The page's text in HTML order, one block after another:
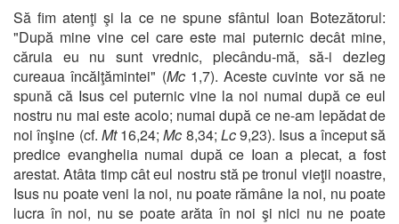
Să fim atenţi şi la ce ne spune sfântul Ioan Botezătorul:
"După mine vine cel care este mai puternic decât mine,
căruia eu nu sunt vrednic, plecându-mă, să-i dezleg
cureaua încălţămintei" (Mc1,7). Aceste cuvinte vor să ne
spună că Isus cel puternic vine la noi numai după ce eul
nostru nu mai este acolo; numai după ce ne-am lepădat de
noi înşine (cf. Mt16,24;Mc 8,34; Lc9,23). Isus a început să
predice evanghelia numai după ce Ioan a plecat, a fost
arestat. Atâta timp cât eul nostru stă pe tronul vieţii noastre,
Isus nu poate veni la noi, nu poate rămâne la noi, nu poate
lucra în noi, nu se poate arăta în noi şi nici nu ne poate